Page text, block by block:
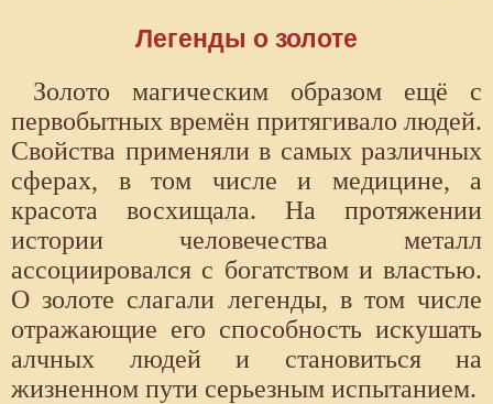
Легенды о золоте
Золото магическим образом ещё с
первобытных времён притягивало людей.
Свойства применяли в самых различных
сферах, в том числе и медицине, а
красота восхищала. На протяжении
истории человечества металл
ассоциировался с богатством и властью.
О золоте слагали легенды, в том числе
отражающие его способность искушать
алчных людей и становиться на
жизненном пути серьезным испытанием.